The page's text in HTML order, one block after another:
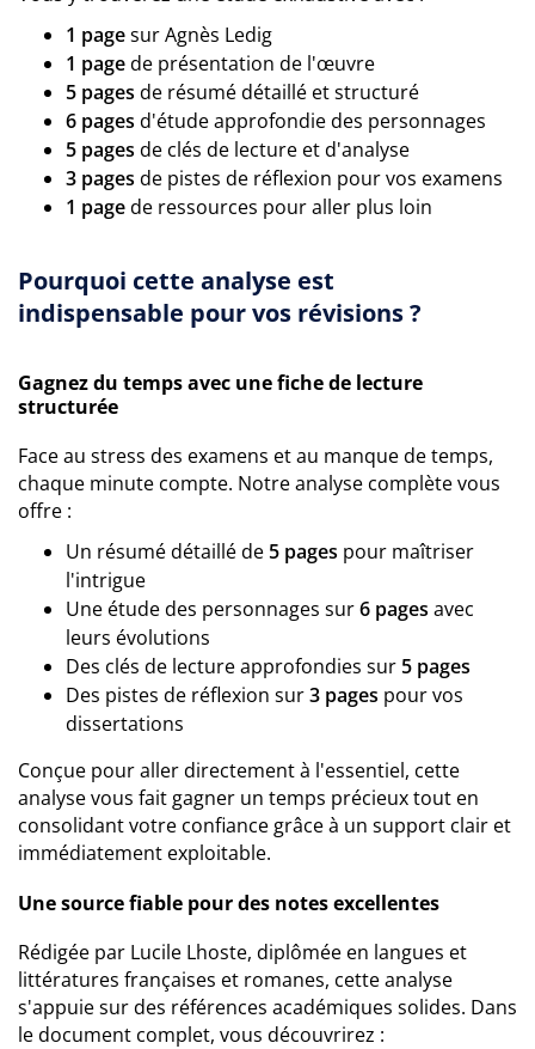
1 pagesur Agnès Ledig
1 pagede présentation de l'œuvre
5 pages de résumé détaillé et structuré
6 pages d'étude approfondie des personnages
5 pages de clés de lecture et d'analyse
3 pages de pistes de réflexion pour vos examens
1 pagede ressources pour aller plus loin
Pourquoi cette analyse est
indispensable pour vos révisions ?
Gagnez du temps avec une fiche de lecture
structurée
Face au stress des examens et au manque de temps,
chaque minute compte. Notre analyse complète vous
offre :
Un résumé détaillé de5 pages pour maîtriser
l'intrigue
Une étude des personnages sur6 pages avec
leurs évolutions
Des clés de lecture approfondies sur5 pages
Des pistes de réflexion sur3 pages pour vos
dissertations
Conçue pour aller directement à l'essentiel, cette
analyse vous fait gagner un temps précieux tout en
consolidant votre confiance grâce à un support clair et
immédiatement exploitable.
Une source fiable pour des notes excellentes
Rédigée par Lucile Lhoste, diplômée en langues et
littératures françaises et romanes, cette analyse
s'appuie sur des références académiques solides. Dans
le document complet, vous découvrirez :